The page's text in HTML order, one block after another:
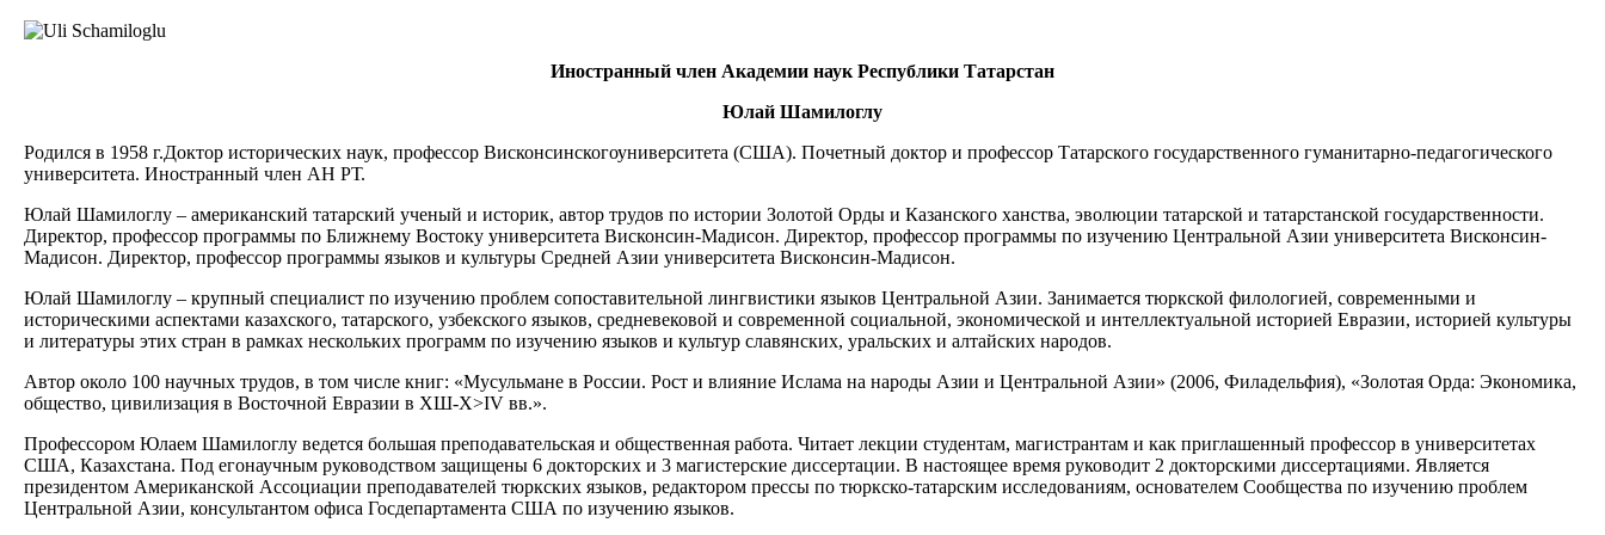
Иностранный член Академии наук Республики Татарстан
Юлай Шамилоглу
Родился в 1958 г.Доктор исторических наук, профессор Висконсинскогоуниверситета (США). Почетный доктор и профессор Татарского государственного гуманитарно-педагогического
университета. Иностранный член АН РТ.
Юлай Шамилоглу – американский татарский ученый и историк, автор трудов по истории Золотой Орды и Казанского ханства, эволюции татарской и татарстанской государственности.
Директор, профессор программы по Ближнему Востоку университета Висконсин-Мадисон. Директор, профессор программы по изучению Центральной Азии университета Висконсин-
Мадисон. Директор, профессор программы языков и культуры Средней Азии университета Висконсин-Мадисон.
Юлай Шамилоглу – крупный специалист по изучению проблем сопоставительной лингвистики языков Центральной Азии. Занимается тюркской филологией, современными и
историческими аспектами казахского, татарского, узбекского языков, средневековой и современной социальной, экономической и интеллектуальной историей Евразии, историей культуры
и литературы этих стран в рамках нескольких программ по изучению языков и культур славянских, уральских и алтайских народов.
Автор около 100 научных трудов, в том числе книг: «Мусульмане в России. Рост и влияние Ислама на народы Азии и Центральной Азии» (2006, Филадельфия), «Золотая Орда: Экономика,
общество, цивилизация в Восточной Евразии в ХШ-Х>IV вв.».
Профессором Юлаем Шамилоглу ведется большая преподавательская и общественная работа. Читает лекции студентам, магистрантам и как приглашенный профессор в университетах
США, Казахстана. Под егонаучным руководством защищены 6 докторских и 3 магистерские диссертации. В настоящее время руководит 2 докторскими диссертациями. Является
президентом Американской Ассоциации преподавателей тюркских языков, редактором прессы по тюркско-татарским исследованиям, основателем Сообщества по изучению проблем
Центральной Азии, консультантом офиса Госдепартамента США по изучению языков.